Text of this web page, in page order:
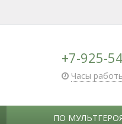
+7-925-
Часы
ПО